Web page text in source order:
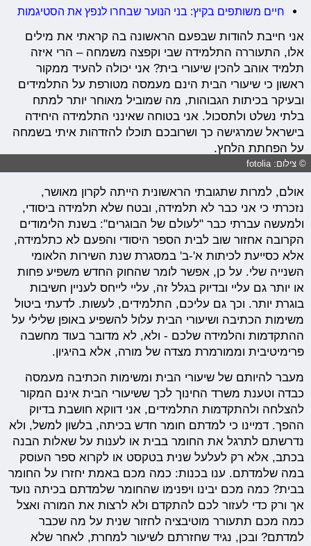
חיים משותפים בקיץ: בני הנוער שבחרו לנפץ את הסטיגמות
אני חייבת להודות שבפעם הראשונה בה קראתי את מילים
אלו, התעוררה התלמידה שבי וקפצה משמחה – הרי איזה
תלמיד אוהב להכין שיעורי בית? אני יכולה להעיד ממקור
ראשון כי שיעורי הבית הינם מעמסה מטורפת על התלמידים
ובעיקר בכיתות הגבוהות, מה שמוביל מאוחר יותר למתח
בלתי נשלט ולתסכול. אני בטוחה שאינני התלמידה היחידה
בישראל שמרגישה כך ושרובכם תוכלו להזדהות איתי בשמחה
על הפחתת הלחץ.
© צילום: fotolia
אולם, למרות שתגובתי הראשונית הייתה לקרון מאושר,
נזכרתי כי אני כבר לא תלמידה, ובטח שלא תלמידה ביסודי,
ולמעשה עברתי כבר "לעולם של הבוגרים": בשנת הלימודים
הקרובה אחזור שוב לבית הספר היסודי והפעם לא כתלמידה,
אלא כסייעת לכיתות א'-ב' במסגרת שנת השירות הלאומי
השנייה שלי. על כן, אפשר לומר שהחוק החדש משפיע פחות
או יותר גם עליי ובדיוק בגלל זה, עליי לייחס לעניין חשיבות
בוגרת יותר. וכך גם עליכם, התלמידים, לעשות. לדעתי ביטול
משימות הכתיבה ושיעורי הבית עלול להשפיע באופן שלילי על
ההתקדמות והלמידה שלכם - ולא, לא מדובר בעוד מחשבה
פרימיטיבית וממורמרת מצדה של מורה, אלא בהיגיון.
מעבר להיותם של שיעורי הבית ומשימות הכתיבה מעמסה
כבדה וטענת משרד החינוך לכך ששיעורי הבית אינם המקור
להצלחה ולהתקדמות התלמידים, אני דווקא חושבת בדיוק
ההפך. דמיינו כי למדתם חומר חדש בכיתה, בלשון למשל, ולא
נדרשתם לתרגל את החומר בבית או לענות על שאלות הבנה
בכתב, אלא רק לעלעל שנית בטקסט או לקרוא ספר העוסק
במה שלמדתם. ענו בכנות: כמה מכם באמת יחזרו על החומר
בבית? כמה מכם יבינו ויפנימו שהחומר שלמדתם בכיתה נועד
אך ורק כדי לעזור לכם להתקדם ולא לרצות את המורה ואצל
כמה מכם תתעורר מוטיבציה לחזור שנית על מה שכבר
למדתם? ובכן, נגיד שחזרתם לשיעור למחרת, לאחר שלא